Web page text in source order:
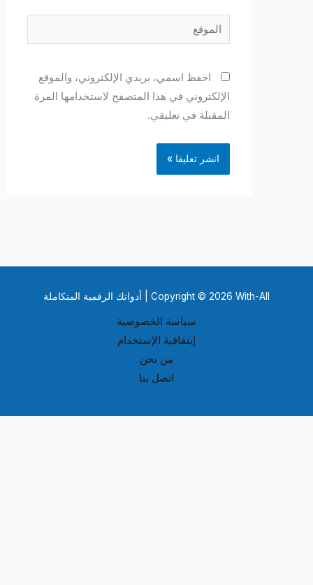
احفظ اسمي، بريدي الإلكتروني، والموقع
الإلكتروني في هذا المتصفح لاستخدامها المرة
المقبلة في تعليقي.
Copyright © 2026 With-All | أدواتك الرقمية المتكاملة
سياسة الخصوصية
إيتفاقية الإستخدام
من نحن
اتصل بنا